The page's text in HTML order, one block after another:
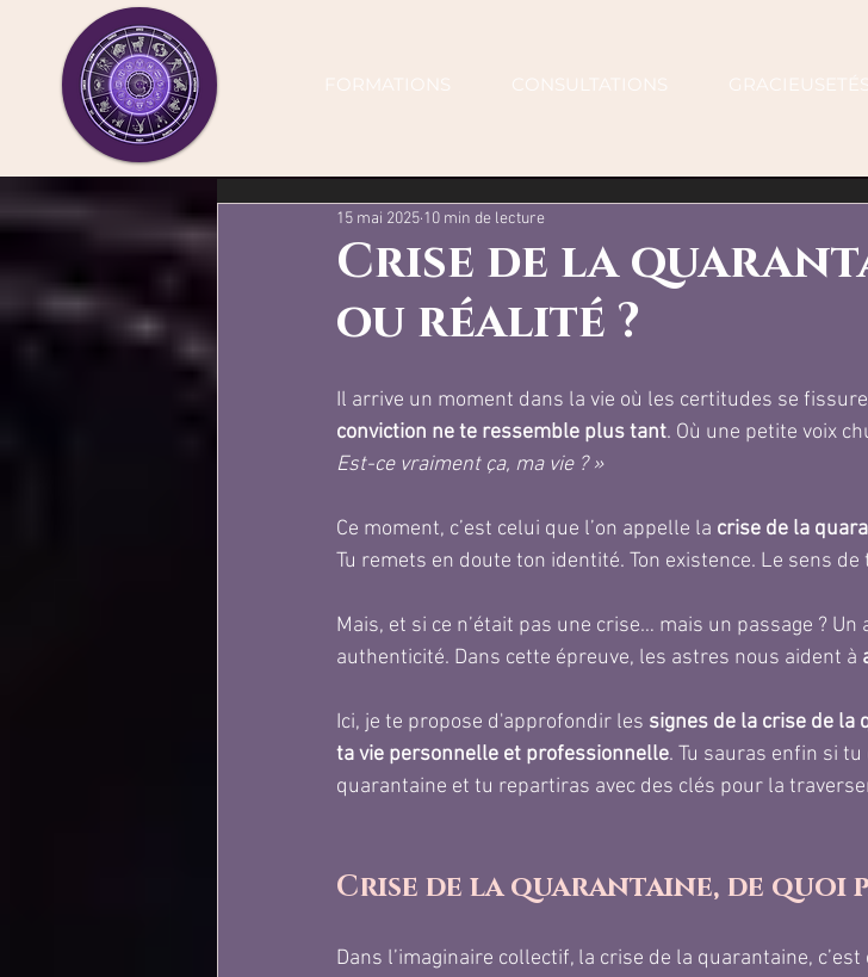
FORMATIONS CONSULTATIONS GRACIEUSETÉS
Crise de la
ou réalité ?
15 mai 2025 10 min de lecture
Il arrive un moment dans la vie où les certitudes se
conviction ne te ressemble plus tant. Où une petite voix
Est-ce vraiment ça, ma vie ? »
Ce moment, c’est celui que l’on appelle la crise de la
Tu remets en doute ton identité. Ton existence. Le sens de
Mais, et si ce n’était pas une crise… mais un passage ? Un
authenticité. Dans cette épreuve, les astres nous aident à
Ici, je te propose d'approfondir les signes de la crise de la
ta vie personnelle et professionnelle. Tu sauras enfin si
quarantaine et tu repartiras avec des clés pour la
Crise de la quarantaine, de quoi
Dans l’imaginaire collectif, la crise de la quarantaine,